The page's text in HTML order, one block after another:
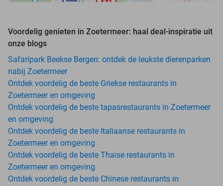
Voordelig genieten in Zoetermeer: haal deal-inspiratie uit
onze blogs
Safaripark Beekse Bergen: ontdek de leukste dierenparken
nabij Zoetermeer
Ontdek voordelig de beste Griekse restaurants in
Zoetermeer en omgeving
Ontdek voordelig de beste tapasrestaurants in Zoetermeer
en omgeving
Ontdek voordelig de beste Italiaanse restaurants in
Zoetermeer en omgeving
Ontdek voordelig de beste Thaise restaurants in
Zoetermeer en omgeving
Ontdek voordelig de beste Chinese restaurants in